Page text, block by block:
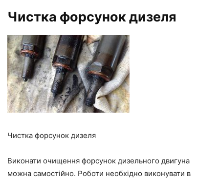
Чистка форсунок дизеля
Чистка форсунок дизеля
Виконати очищення форсунок дизельного двигуна
можна самостійно. Роботи необхідно виконувати в